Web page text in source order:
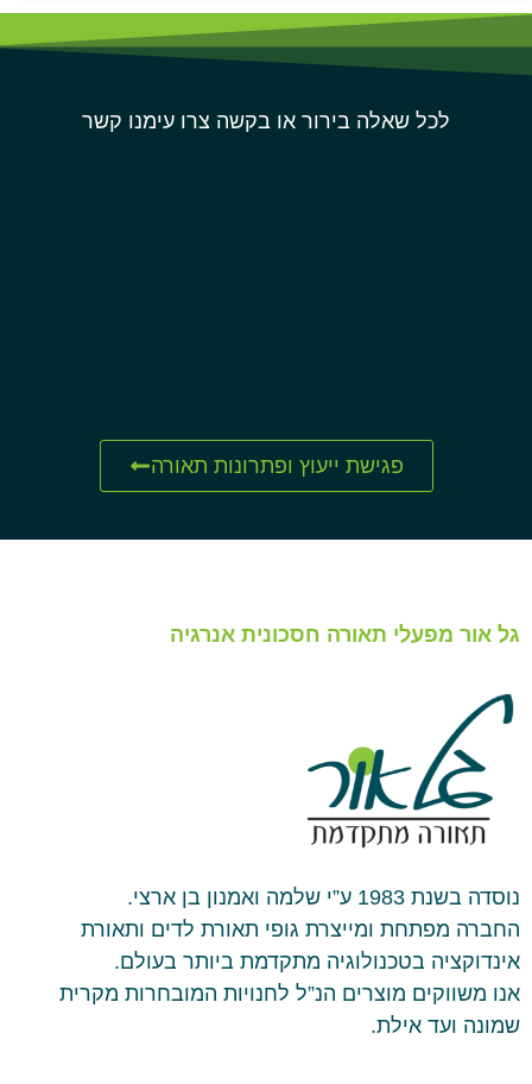
לכל שאלה בירור או בקשה צרו עימנו קשר
פגישת ייעוץ ופתרונות תאורה
גל אור מפעלי תאורה חסכונית אנרגיה
נוסדה בשנת 1983 ע”י שלמה ואמנון בן ארצי.
החברה מפתחת ומייצרת גופי תאורת לדים ותאורת
אינדוקציה בטכנולוגיה מתקדמת ביותר בעולם.
אנו משווקים מוצרים הנ”ל לחנויות המובחרות מקרית
שמונה ועד אילת.